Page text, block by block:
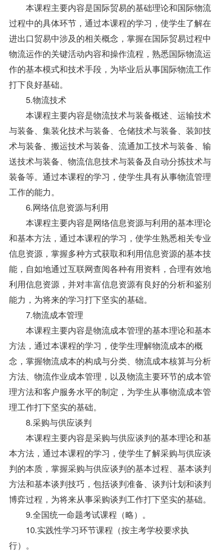
本课程主要内容是国际贸易的基础理论和国际物流
过程中的具体环节，通过本课程的学习，使学生了解在
进出口贸易中涉及的相关概念，掌握在国际贸易过程中
物流运作的关键活动内容和操作流程，熟悉国际物流运
作的基本模式和技术手段，为毕业后从事国际物流工作
打下良好基础。
5.物流技术
本课程主要内容是物流技术与装备概述、运输技术
与装备、集装化技术与装备、仓储技术与装备、装卸技
术与装备、搬运技术与装备、流通加工技术与装备、输
送技术与装备、物流信息技术与装备及自动分拣技术与
装备等。通过本课程的学习，使学生具有从事物流管理
工作的能力。
6.网络信息资源与利用
本课程主要内容是网络信息资源与利用的基本理论
和基本方法，通过本课程的学习，使学生熟悉相关专业
信息资源，掌握多种方式获取和利用信息资源的基本技
能，自如地通过互联网查阅各种有用资料，合理有效地
利用信息资源，并对丰富信息资源有良好的分析和鉴别
能力，为将来的学习打下坚实的基础。
7.物流成本管理
本课程主要内容是物流成本管理的基本理论和基本
方法，通过本课程的学习，使学生理解物流成本的概
念，掌握物流成本的构成与分类、物流成本核算与分析
方法、物流作业成本管理，以及物流主要环节的成本管
理方法和客户服务水平的制定，为学生从事物流成本管
理工作打下坚实的基础。
8.采购与供应谈判
本课程主要内容是采购与供应谈判的基本理论和基
本方法，通过本课程的学习，使学生了解采购与供应谈
判的本质，掌握采购与供应谈判的基本过程、基本谈判
方法和基本谈判技巧，包括谈判准备、谈判计划和谈判
博弈过程，为将来从事采购谈判工作打下坚实的基础。
9.全国统一命题考试课程（略）。
10.实践性学习环节课程（按主考学校要求执
行）。